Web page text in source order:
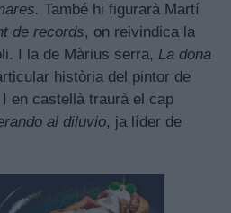
També hi figurarà Martí
de records, on reivindica la
I la de Màrius serra, La dona
història del pintor de
en castellà traurà el cap
al diluvio, ja líder de